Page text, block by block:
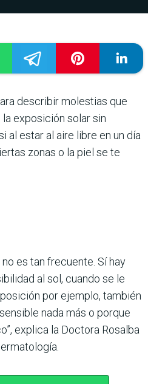
describir molestias que
exposición solar sin
al estar al aire libre en un día
zonas o la piel se te
es tan frecuente. Sí hay
al sol, cuando se le
por ejemplo, también
nada más o porque
explica la Doctora Rosalba